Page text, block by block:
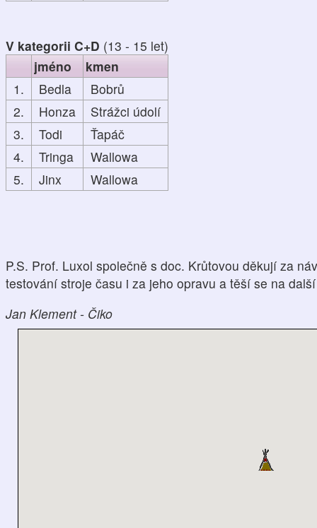
V kategorii C+D (13 - 15 let)
jméno
kmen
1.
Bedla
Bobrů
2.
Honza
Strážci údolí
3.
Todi
Ťapáč
4.
Tringa
Wallowa
5.
Jinx Wallowa
P.S. Prof. Luxol společně s doc. Krůtovou děkují za
testování stroje času i za jeho opravu a těší se na
Jan Klement - Čiko